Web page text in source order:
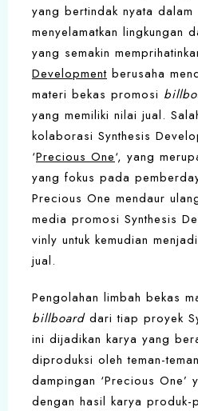
yang bertindak nyata dalam
menyelamatkan lingkungan
yang semakin
Development berusaha
materi bekas promosi
yang memiliki nilai jual.
kolaborasi Synthesis
‘Precious One‘, yang
yang fokus pada
Precious One mendaur
media promosi Synthesis
vinly untuk kemudian
jual.
Pengolahan limbah bekas
billboard dari tiap proyek
ini dijadikan karya yang
diproduksi oleh teman-
dampingan ‘Precious One’
dengan hasil karya produk-